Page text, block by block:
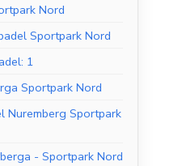
Nord
Sportpark Nord
1
Sportpark Nord
Nuremberg Sportpark
- Sportpark Nord